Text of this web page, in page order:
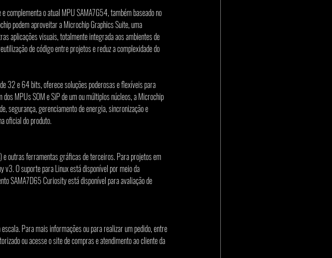
complementa o atual MPU SAMA7G54, também baseado no
podem aproveitar a Microchip Graphics Suite, uma
aplicações visuais, totalmente integrada aos ambientes de
de código entre projetos e reduz a complexidade do
32 e 64 bits, oferece soluções poderosas e flexíveis para
MPUs SOM e SiP de um ou múltiplos núcleos, a Microchip
segurança, gerenciamento de energia, sincronização e
oficial do produto.
outras ferramentas gráficas de terceiros. Para projetos em
O suporte para Linux está disponível por meio da
SAMA7D65 Curiosity está disponível para avaliação de
Para mais informações ou para realizar um pedido, entre
ou acesse o site de compras e atendimento ao cliente da